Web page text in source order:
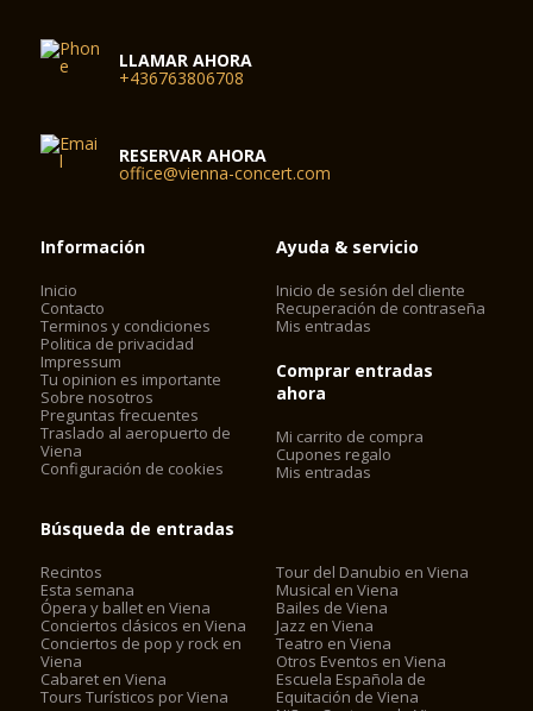
LLAMAR AHORA
+436763806708
RESERVAR AHORA
office@vienna-concert.com
Información
Inicio
Contacto
Terminos y condiciones
Politica de privacidad
Impressum
Tu opinion es importante
Sobre nosotros
Preguntas frecuentes
Traslado al aeropuerto de
Viena
Configuración de cookies
Ayuda & servicio
Inicio de sesión del cliente
Recuperación de contraseña
Mis entradas
Comprar entradas
ahora
Mi carrito de compra
Cupones regalo
Mis entradas
Búsqueda de entradas
Recintos
Esta semana
Ópera y ballet en Viena
Conciertos clásicos en Viena
Conciertos de pop y rock en
Viena
Cabaret en Viena
Tours Turísticos por Viena
Tour del Danubio en Viena
Musical en Viena
Bailes de Viena
Jazz en Viena
Teatro en Viena
Otros Eventos en Viena
Escuela Española de
Equitación de Viena